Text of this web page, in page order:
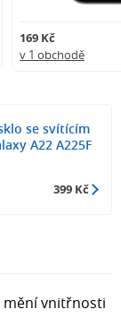
169 Kč
v 1 obchodě
se svítícím
A22 A225F
399 Kč